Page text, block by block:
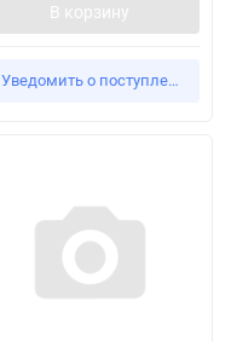
В корзину
Уведомить о поступлении